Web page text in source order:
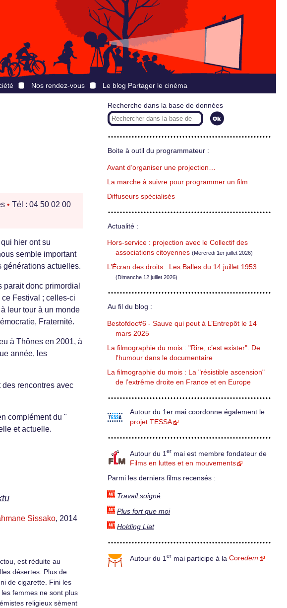
Nos rendez-vous Le blog Partager le cinéma
• Tél : 04 50 02 00
hier ont su
semble important
générations actuelles.
donc primordial
Festival ; celles-ci
leur tour à un monde
Fraternité.
à Thônes en 2001, à
année, les
des rencontres avec
complément du "
et actuelle.
Sissako, 2014
est réduite au
désertes. Plus de
de cigarette. Fini les
femmes ne sont plus
religieux sèment
Recherche dans la base de données
Boite à outil du programmateur :
Avant d’organiser une projection…
La marche à suivre pour programmer un film
Diffuseurs spécialisés
Actualité :
Hors-service : projection avec le Collectif des
associations citoyennes (Mercredi 1er juillet 2026)
L’Écran des droits : Les Balles du 14 juillet 1953
(Dimanche 12 juillet 2026)
Au fil du blog :
Bestofdoc#6 - Sauve qui peut à L’Entrepôt le 14
mars 2025
La filmographie du mois : "Rire, c’est exister". De
l’humour dans le documentaire
La filmographie du mois : La "résistible ascension"
de l’extrême droite en France et en Europe
Autour du 1er mai coordonne également le
projet TESSA
Autour du 1 er mai est membre fondateur de
Films en luttes et en mouvements
Parmi les derniers films recensés :
Travail soigné
Plus fort que moi
Holding Liat
Autour du 1 er mai participe à la Coredem